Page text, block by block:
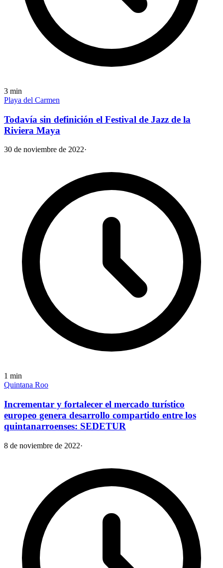
3 min
Playa del Carmen
Todavía sin definición el Festival de Jazz de la
Riviera Maya
30 de noviembre de 2022·
1 min
Quintana Roo
Incrementar y fortalecer el mercado turístico
europeo genera desarrollo compartido entre los
quintanarroenses: SEDETUR
8 de noviembre de 2022·